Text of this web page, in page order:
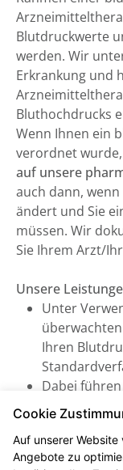
Blutdruckwerte
werden. Wir
Erkrankung und
Bluthochdrucks
Wenn Ihnen ein
verordnet
auf unsere
auch dann,
ändert und Sie
müssen. Wir
Sie Ihrem Arzt/
Unsere
Unter
Ihren
Dabei
Abständen
und
Puls).
Aussage
Cookie
Auf unserer
Angebote zu